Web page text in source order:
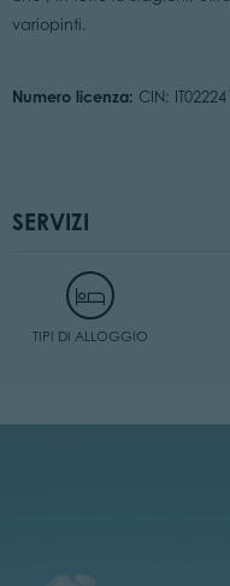
variopinti.
Numero licenza: CIN:
SERVIZI
TIPI DI ALLOGGIO